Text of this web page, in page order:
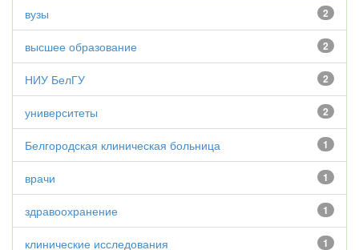
2
вузы
2
высшее образование
2
НИУ БелГУ
2
университеты
1
Белгородская клиническая больница
1
врачи
1
здравоохранение
1
клинические исследования